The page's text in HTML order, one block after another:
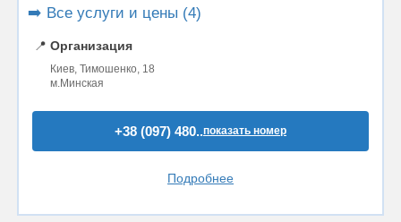
➡️ Все услуги и цены (4)
📍 Организация
Киев, Тимошенко, 18
м.Минская
+38 (097) 480..показать номер
Подробнее